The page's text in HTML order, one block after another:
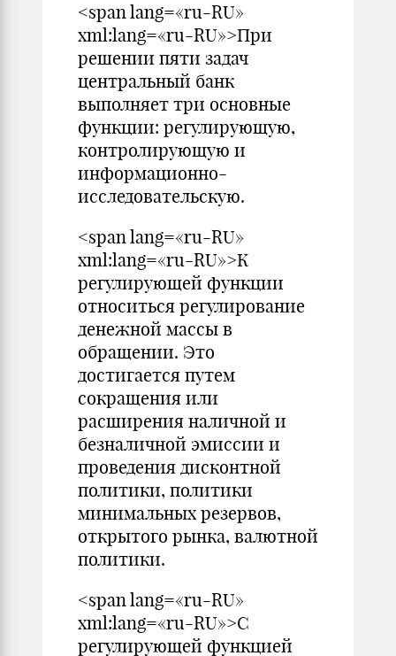
<span lang=«ru-RU»
xml:lang=«ru-RU»>При
решении пяти задач
центральный банк
выполняет три основные
функции: регулирующую,
контролирующую и
информационно-
исследовательскую.
<span lang=«ru-RU»
xml:lang=«ru-RU»>К
регулирующей функции
относиться регулирование
денежной массы в
обращении. Это
достигается путем
сокращения или
расширения наличной и
безналичной эмиссии и
проведения дисконтной
политики, политики
минимальных резервов,
открытого рынка, валютной
политики.
<span lang=«ru-RU»
xml:lang=«ru-RU»>С
регулирующей функцией